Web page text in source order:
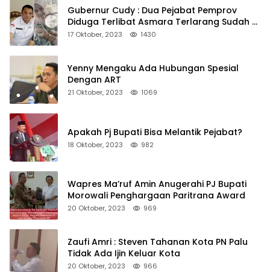
Gubernur Cudy : Dua Pejabat Pemprov
Diduga Terlibat Asmara Terlarang Sudah di
Non Job
17 Oktober, 2023 1430
Yenny Mengaku Ada Hubungan Spesial
Dengan ART
21 Oktober, 2023 1069
Apakah Pj Bupati Bisa Melantik Pejabat?
18 Oktober, 2023 982
Wapres Ma’ruf Amin Anugerahi PJ Bupati
Morowali Penghargaan Paritrana Award
20 Oktober, 2023 969
Zaufi Amri : Steven Tahanan Kota PN Palu
Tidak Ada Ijin Keluar Kota
20 Oktober, 2023 966